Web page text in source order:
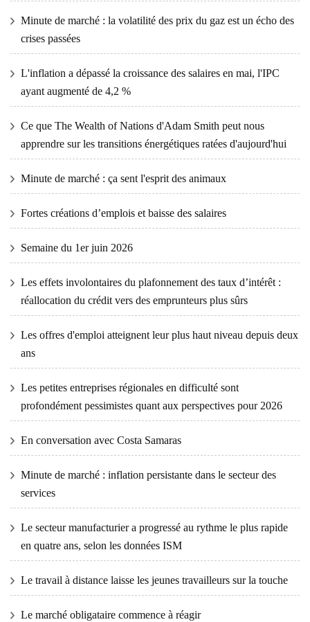
Minute de marché : la volatilité des prix du gaz est un écho des
crises passées
L'inflation a dépassé la croissance des salaires en mai, l'IPC
ayant augmenté de 4,2 %
Ce que The Wealth of Nations d'Adam Smith peut nous
apprendre sur les transitions énergétiques ratées d'aujourd'hui
Minute de marché : ça sent l'esprit des animaux
Fortes créations d’emplois et baisse des salaires
Semaine du 1er juin 2026
Les effets involontaires du plafonnement des taux d’intérêt :
réallocation du crédit vers des emprunteurs plus sûrs
Les offres d'emploi atteignent leur plus haut niveau depuis deux
ans
Les petites entreprises régionales en difficulté sont
profondément pessimistes quant aux perspectives pour 2026
En conversation avec Costa Samaras
Minute de marché : inflation persistante dans le secteur des
services
Le secteur manufacturier a progressé au rythme le plus rapide
en quatre ans, selon les données ISM
Le travail à distance laisse les jeunes travailleurs sur la touche
Le marché obligataire commence à réagir